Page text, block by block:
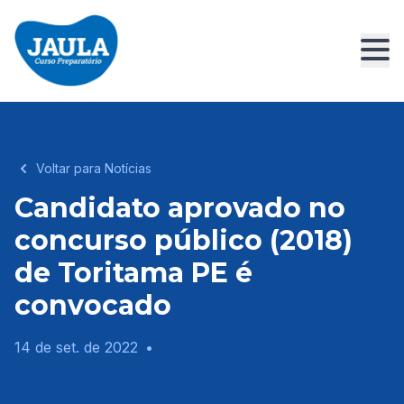
Voltar para Notícias
Candidato aprovado no
concurso público (2018)
de Toritama PE é
convocado
14 de set. de 2022 •